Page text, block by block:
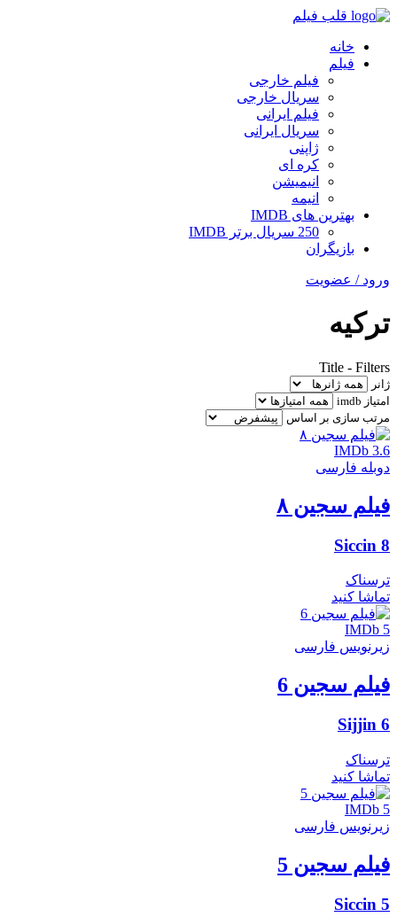
قلب فیلم
خانه
فیلم
فیلم خارجی
سریال خارجی
فیلم ایرانی
سریال ایرانی
ژاپنی
کره ای
انیمیشن
انیمه
بهترین های IMDB
250 سریال برتر IMDB
بازیگران
ورود / عضویت
ترکیه
Title - Filters
ژانر
امتیاز imdb
مرتب سازی بر اساس
IMDb 3.6
دوبله فارسی
فیلم سجین ۸
Siccin 8
ترسناک
تماشا کنید
IMDb 5
زیرنویس فارسی
فیلم سجین 6
Sijjin 6
ترسناک
تماشا کنید
IMDb 5
زیرنویس فارسی
فیلم سجین 5
Siccin 5